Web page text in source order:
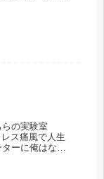
らの実験室
ス痛風で人生
ーに俺はな